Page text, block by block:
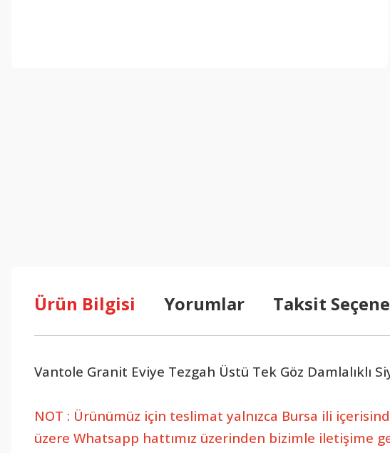
Ürün Bilgisi Yorumlar Taksit
Vantole Granit Eviye Tezgah Üstü Tek Göz Damlalıklı
NOT : Ürünümüz için teslimat yalnızca Bursa ili
üzere Whatsapp hattımız üzerinden bizimle iletişime